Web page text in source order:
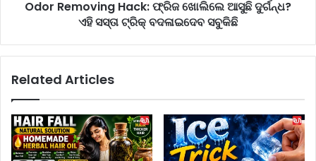
ବା
ଚା
ନ୍ତି
?
ଏ
c
ଫ୍ରି
ଜ
ଖୋ
Odor Removing Hack: ଫ୍ରିଜ ଖୋଲିଲେ ଆସୁଛି ଦୁର୍ଗନ୍ଧ?
ଏହି ସସ୍ତା ଟ୍ରିକ୍ ବଦଳାଇଦେବ ସବୁକିଛି
Related Articles